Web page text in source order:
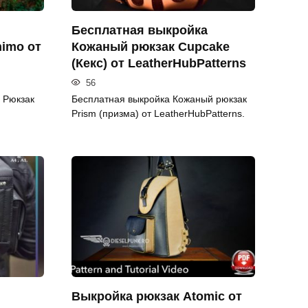
от
Бесплатная выкройка
Кожаный рюкзак Cupcake
(Кекс) от LeatherHubPatterns
56
Бесплатная выкройка Кожаный рюкзак
Prism (призма) от LeatherHubPatterns.
Выкройка рюкзак Atomic от